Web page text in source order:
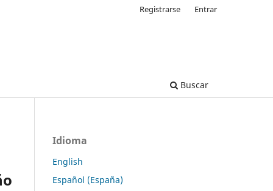
Buscar
Registrarse Entrar
Idioma
English
Español (España)